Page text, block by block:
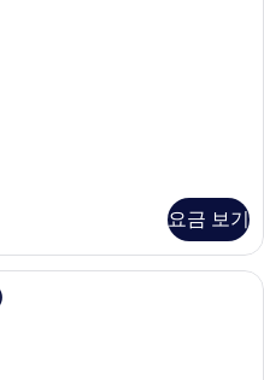
요금 보기
룸, 침실 1개 (HARRIS Residence) | 거